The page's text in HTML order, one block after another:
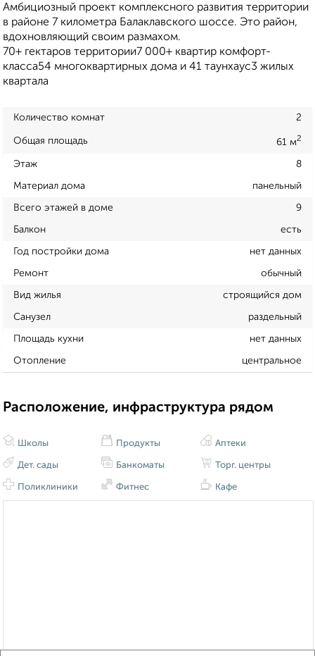
Амбициозный проект комплексного развития территории
в районе 7 километра Балаклавского шоссе. Это район,
вдохновляющий своим размахом.
70+ гектаров территории7 000+ квартир комфорт-
класса54 многоквартирных дома и 41 таунхаус3 жилых
квартала
Количество комнат 2
Общая площадь 61 м2
Этаж 8
Материал дома панельный
Всего этажей в доме 9
Балкон есть
Год постройки дома нет данных
Ремонт обычный
Вид жилья строящийся дом
Санузел раздельный
Площадь кухни нет данных
Отопление центральное
Расположение, инфраструктура рядом
Школы
Дет. сады
Поликлиники
Продукты
Банкоматы
Фитнес
Аптеки
Торг. центры
Кафе